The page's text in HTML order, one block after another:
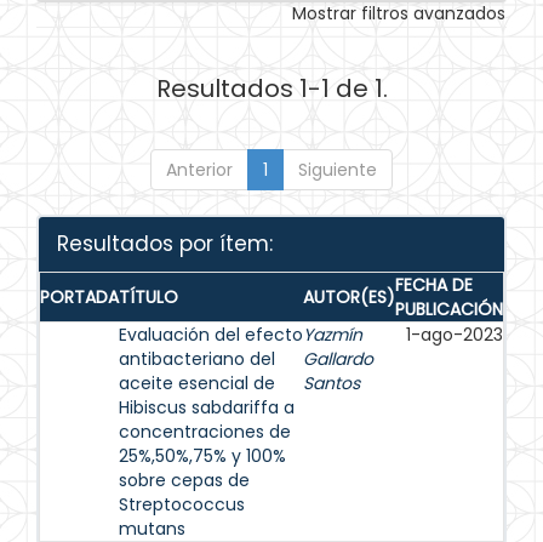
Mostrar filtros avanzados
Resultados 1-1 de 1.
Anterior 1 Siguiente
Resultados por ítem:
PORTADATÍTULO AUTOR(ES)FECHA DE
PUBLICACIÓN
Evaluación del efecto
antibacteriano del
aceite esencial de
Hibiscus sabdariffa a
concentraciones de
25%,50%,75% y 100%
sobre cepas de
Streptococcus
mutans
Yazmín
Gallardo
Santos
1-ago-2023